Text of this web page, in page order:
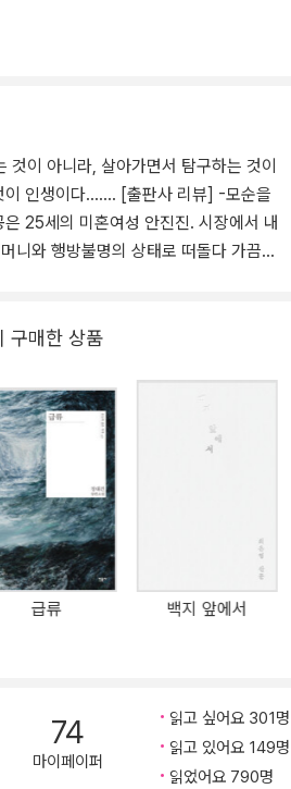
것이 아니라, 살아가면서 탐구하는 것이
[출판사 리뷰] -모순을
은 25세의 미혼여성 안진진. 시장에서 내
니와 행방불명의 상태로 떠돌다 가끔씩
어났지만 인생행로는 사뭇 다르다. 부
이 없다. 주인공 안진진은 극단으로 나
보며 모순투성이인 이 삶을 어떻게 이
. 양귀자 소설이 늘 그렇
하고 섬세한 문장들이 얼핏 도식적으로
게 구현하는 데 큰 역할을 하고 있다. 우
하찮은 에피소드들을 선별하여 소설을
인 소설적 구성도 짚어내지 않을 수 없
없는 극명한 인생의 대비로 작가는 자신
하게 들려준다. 이것이 아마도 양귀자
면서 살라고. 인생은 그냥 받아들이는
도 탐구하면서 살아야 하는 무엇이라
구매한 상품
급류 백지 앞에서
74
마이페이퍼
읽고 싶어요 301명
읽고 있어요 149명
읽었어요 790명